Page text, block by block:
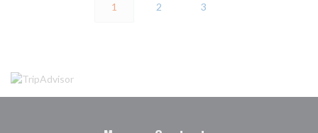
1 2 3